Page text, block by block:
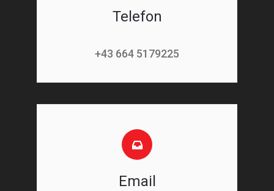
Telefon
+43 664 5179225
Email